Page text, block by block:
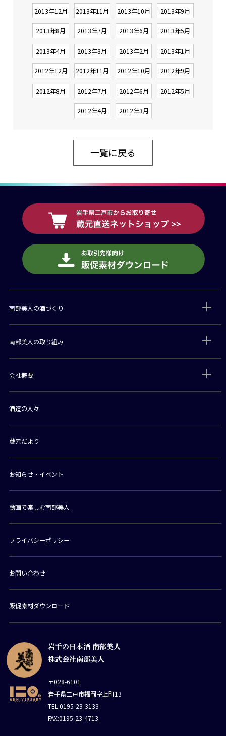
2013年12月 2013年11月 2013年10月 2013年9月
2013年8月 2013年7月 2013年6月 2013年5月
2013年4月 2013年3月 2013年2月 2013年1月
2012年12月 2012年11月 2012年10月 2012年9月
2012年8月 2012年7月 2012年6月 2012年5月
2012年4月 2012年3月
一覧に戻る
岩手の日本酒 南部美人
株式会社南部美人
〒028-6101
岩手県二戸市福岡字上町13
TEL:0195-23-3133
FAX:0195-23-4713
南部美人の酒づくり
南部美人の取り組み
会社概要
酒造の人々
蔵元だより
お知らせ・イベント
動画で楽しむ南部美人
プライバシーポリシー
お問い合わせ
販促素材ダウンロード